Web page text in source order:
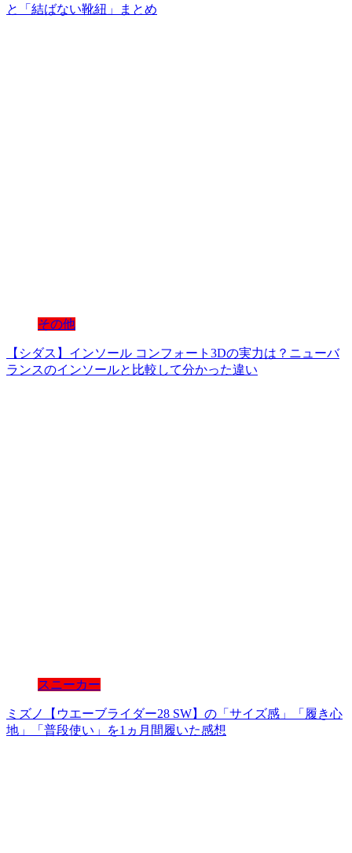
と「結ばない靴紐」まとめ
その他
【シダス】インソール コンフォート3Dの実力は？ニューバ
ランスのインソールと比較して分かった違い
スニーカー
ミズノ【ウエーブライダー28 SW】の「サイズ感」「履き心
地」「普段使い」を1ヵ月間履いた感想